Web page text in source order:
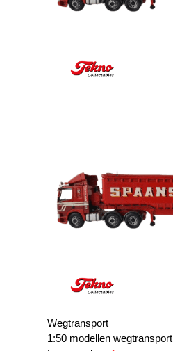
Wegtransport
1:50 modellen wegtransport